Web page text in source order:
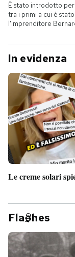
Internet
Scienza
PODCAST
NEWSLETTER
I MIEI
SHOP
CALENDARIO
È stato introdotto
tra i primi a cui è
l'imprenditore
In evidenza
Le creme solari
Fla hes